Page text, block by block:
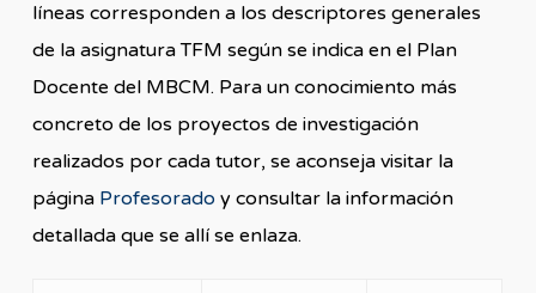
líneas corresponden a los descriptores generales
de la asignatura TFM según se indica en el Plan
Docente del MBCM. Para un conocimiento más
concreto de los proyectos de investigación
realizados por cada tutor, se aconseja visitar la
página Profesorado y consultar la información
detallada que se allí se enlaza.